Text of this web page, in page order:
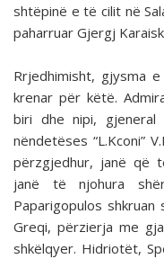
shtëpinë e të cilit në
paharruar Gjergj
Rrjedhimisht, gjysma
krenar për këtë.
biri dhe nipi, gjeneral
nëndetëses “L.Kconi”
përzgjedhur, janë që
janë të njohura
Paparigopulos
Greqi, përzierja me
shkëlqyer. Hidriotët,